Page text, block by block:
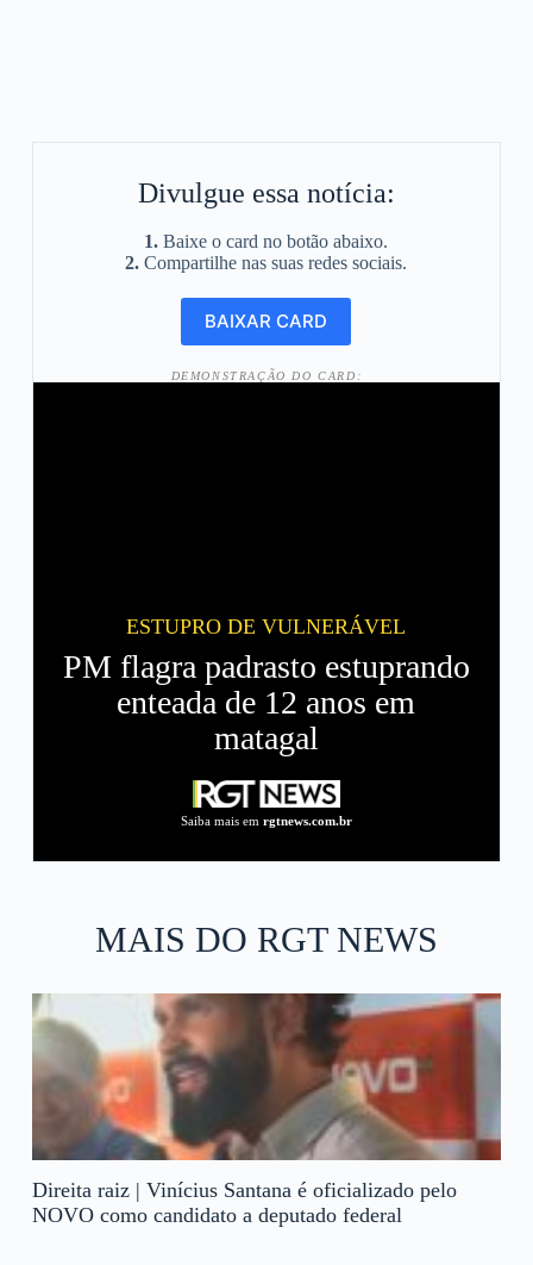
Divulgue essa notícia:
1. Baixe o card no botão abaixo.
2. Compartilhe nas suas redes sociais.
DEMONSTRAÇÃO DO CARD:
ESTUPRO DE VULNERÁVEL
PM flagra padrasto estuprando
enteada de 12 anos em
matagal
Saiba mais em rgtnews.com.br
MAIS DO RGT NEWS
Direita raiz | Vinícius Santana é oficializado pelo
NOVO como candidato a deputado federal